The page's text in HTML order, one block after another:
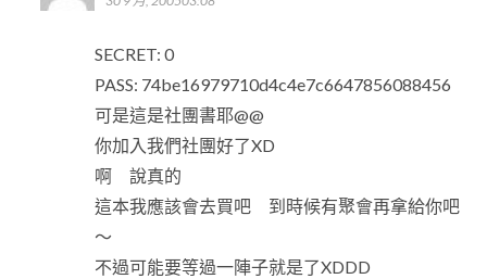
SECRET: 0
PASS: 74be16979710d4c4e7c6647856088456
可是這是社團書耶@@
你加入我們社團好了XD
啊 說真的
這本我應該會去買吧 到時候有聚會再拿給你吧
～
不過可能要等過一陣子就是了XDDD